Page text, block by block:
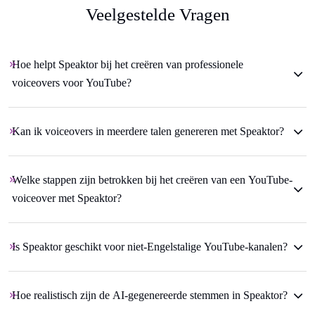
Veelgestelde Vragen
Hoe helpt Speaktor bij het creëren van professionele
voiceovers voor YouTube?
Kan ik voiceovers in meerdere talen genereren met Speaktor?
Welke stappen zijn betrokken bij het creëren van een YouTube-
voiceover met Speaktor?
Is Speaktor geschikt voor niet-Engelstalige YouTube-kanalen?
Hoe realistisch zijn de AI-gegenereerde stemmen in Speaktor?